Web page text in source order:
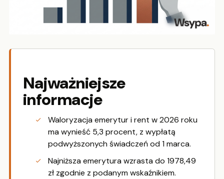
Najważniejsze
informacje
Waloryzacja emerytur i rent w 2026 roku
ma wynieść 5,3 procent, z wypłatą
podwyższonych świadczeń od 1 marca.
Najniższa emerytura wzrasta do 1978,49
zł zgodnie z podanym wskaźnikiem.